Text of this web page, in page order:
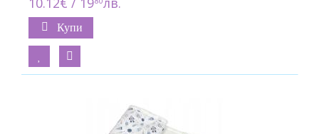
Купи